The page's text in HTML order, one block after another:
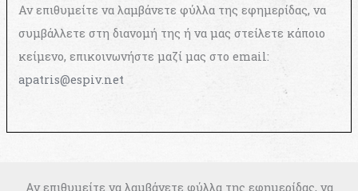
Αν επιθυμείτε να λαμβάνετε φύλλα της εφημερίδας, να
συμβάλλετε στη διανομή της ή να μας στείλετε κάποιο
κείμενο, επικοινωνήστε μαζί μας στο email:
apatris@espiv.net
Αν επιθυμείτε να λαμβάνετε φύλλα της εφημερίδας, να